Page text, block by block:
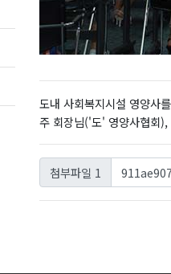
도내 사회복지시설 영양사
주 회장님('도' 영양사협회),
첨부파일 1